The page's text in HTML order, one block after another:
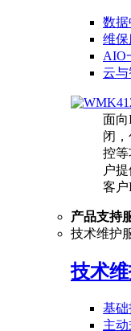
数
维保
AIO
云与
面
闭
控
户
客户
产品支持
技术维护
技术
基础
主